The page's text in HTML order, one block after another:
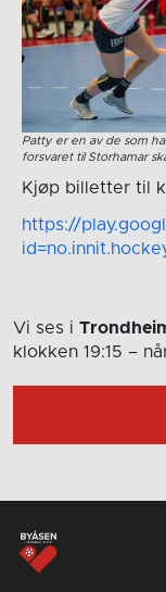
Patty er en av de som
forsvaret til Storhamar
Kjøp billetter til
https://
Vi ses i
klokken 19:15 –